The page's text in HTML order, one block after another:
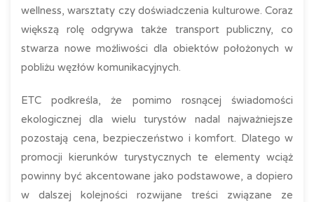
wellness, warsztaty czy doświadczenia kulturowe. Coraz
większą rolę odgrywa także transport publiczny, co
stwarza nowe możliwości dla obiektów położonych w
pobliżu węzłów komunikacyjnych.
ETC podkreśla, że pomimo rosnącej świadomości
ekologicznej dla wielu turystów nadal najważniejsze
pozostają cena, bezpieczeństwo i komfort. Dlatego w
promocji kierunków turystycznych te elementy wciąż
powinny być akcentowane jako podstawowe, a dopiero
w dalszej kolejności rozwijane treści związane ze